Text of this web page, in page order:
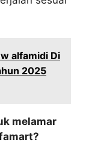
alfamidi Di
2025
melamar